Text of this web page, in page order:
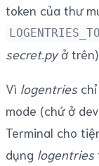
token của thư
secret.pyở trên).
Vì logentries
mode (chứ ở
Terminal cho
dụng logentries